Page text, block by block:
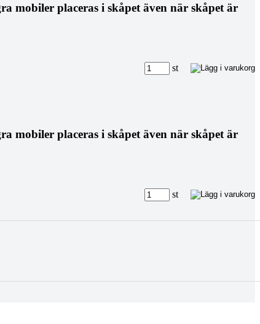
mobiler placeras i skåpet även när skåpet är
st
mobiler placeras i skåpet även när skåpet är
st